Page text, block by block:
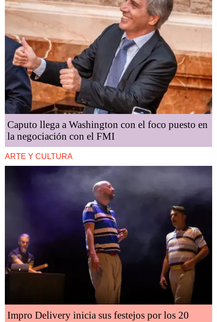
Caputo llega a Washington con el foco puesto en
la negociación con el FMI
ARTE Y CULTURA
Impro Delivery inicia sus festejos por los 20